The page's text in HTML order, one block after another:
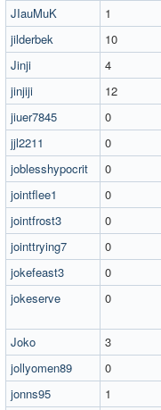
JIauMuK
1
jilderbek
10
Jinji
4
jinjiji
12
jiuer7845
0
jjl2211
0
joblesshypocrit
0
jointflee1
0
jointfrost3
0
jointtrying7
0
jokefeast3
0
jokeserve
0
Joko
3
jollyomen89
0
jonns95
1